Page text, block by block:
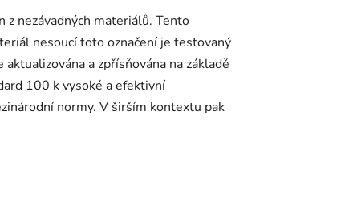
nezávadných materiálů. Tento
nesoucí toto označení je testovaný
a zpřísňována na základě
100 k vysoké a efektivní
normy. V širším kontextu pak